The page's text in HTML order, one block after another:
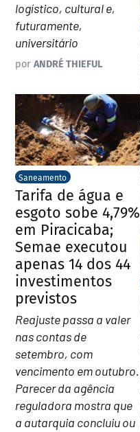
logístico, cultural e,
futuramente,
universitário
por ANDRÉ THIEFUL
Saneamento
Tarifa de água e
esgoto sobe 4,79%
em Piracicaba;
Semae executou
apenas 14 dos 44
investimentos
previstos
Reajuste passa a valer
nas contas de
setembro, com
vencimento em outubro.
Parecer da agência
reguladora mostra que
a autarquia concluiu ou